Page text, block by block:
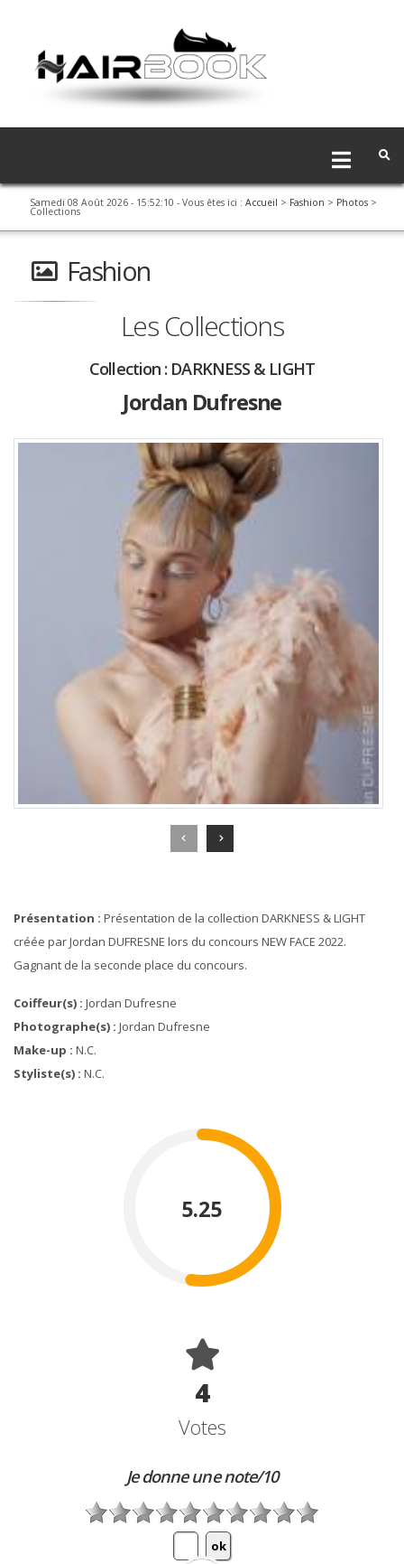
Samedi 08 Août 2026 - 15:52:10 - Vous êtes ici : Accueil > Fashion > Photos >
Collections
Fashion
Les Collections
Collection : DARKNESS & LIGHT
Jordan Dufresne
Présentation : Présentation de la collection DARKNESS & LIGHT
créée par Jordan DUFRESNE lors du concours NEW FACE 2022.
Gagnant de la seconde place du concours.
Coiffeur(s) : Jordan Dufresne
Photographe(s) : Jordan Dufresne
Make-up : N.c.
Styliste(s) : N.c.
5.25
4
Votes
Je donne une note/10